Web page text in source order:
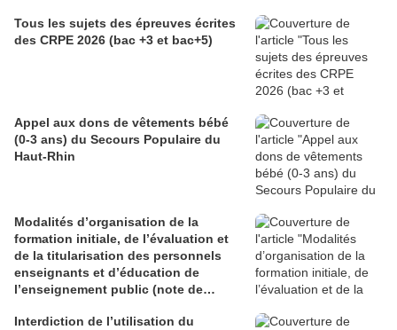
Tous les sujets des épreuves écrites
des CRPE 2026 (bac +3 et bac+5)
Appel aux dons de vêtements bébé
(0-3 ans) du Secours Populaire du
Haut-Rhin
Modalités d’organisation de la
formation initiale, de l’évaluation et
de la titularisation des personnels
enseignants et d’éducation de
l’enseignement public (note de
Interdiction de l’utilisation du